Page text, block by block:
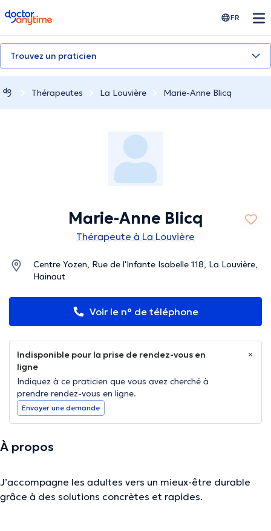
doctoranytime FR
Trouvez un praticien
Thérapeutes La Louvière Marie-Anne Blicq
Marie-Anne Blicq
Thérapeute à La Louvière
Centre Yozen, Rue de l'Infante Isabelle 118, La Louvière,
Hainaut
Voir le n° de téléphone
Indisponible pour la prise de rendez-vous en
ligne
Indiquez à ce praticien que vous avez cherché à
prendre rendez-vous en ligne.
Envoyer une demande
À propos
J’accompagne les adultes vers un mieux-être durable
grâce à des solutions concrètes et rapides.